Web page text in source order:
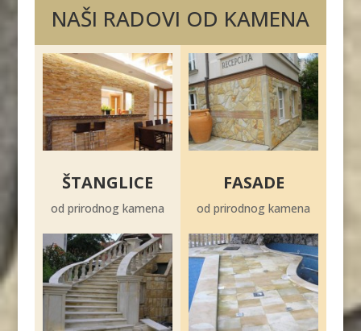
NAŠI RADOVI OD KAMENA
ŠTANGLICE
od prirodnog kamena
FASADE
od prirodnog kamena